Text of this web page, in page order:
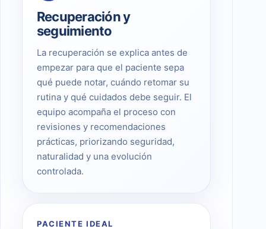
Recuperación y
seguimiento
La recuperación se explica antes de
empezar para que el paciente sepa
qué puede notar, cuándo retomar su
rutina y qué cuidados debe seguir. El
equipo acompaña el proceso con
revisiones y recomendaciones
prácticas, priorizando seguridad,
naturalidad y una evolución
controlada.
PACIENTE IDEAL